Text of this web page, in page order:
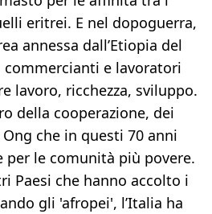
eritrei. E nel dopoguerra,
annessa dall’Etiopia del
e lavoratori
lavoro, ricchezza, sviluppo.
della cooperazione, dei
che in questi 70 anni
per le comunità più povere.
Paesi che hanno accolto i
gli 'afropei', l’Italia ha